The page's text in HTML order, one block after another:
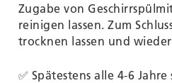
Zugabe von
reinigen lassen. Zum
trocknen lassen und
✅ Spätestens alle 4-6